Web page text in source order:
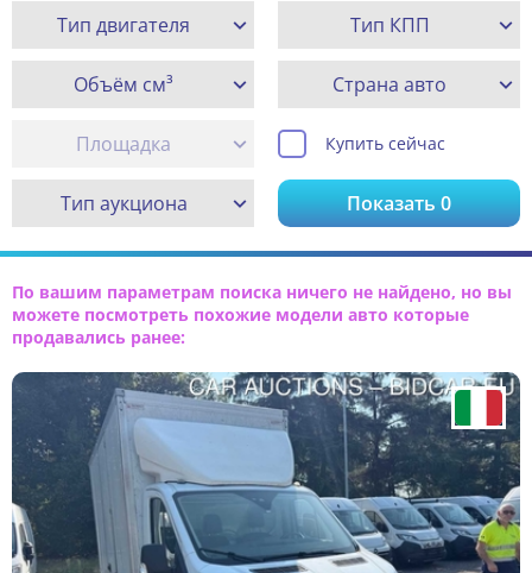
Тип двигателя Тип КПП
Объём см³ Страна авто
Площадка Купить сейчас
Тип аукциона Показать0
По вашим параметрам поиска ничего не найдено, но вы
можете посмотреть похожие модели авто которые
продавались ранее: